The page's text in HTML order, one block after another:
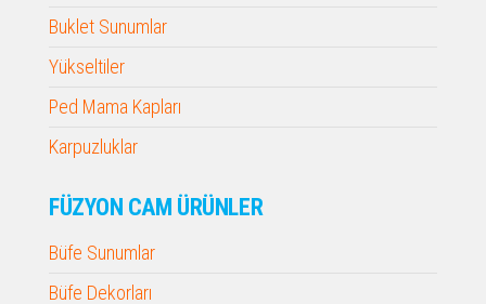
Buklet Sunumlar
Yükseltiler
Ped Mama Kapları
Karpuzluklar
FÜZYON CAM ÜRÜNLER
Büfe Sunumlar
Büfe Dekorları